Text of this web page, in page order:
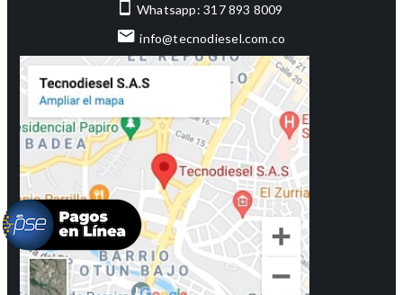
Whatsapp: 317 893 8009
info@tecnodiesel.com.co